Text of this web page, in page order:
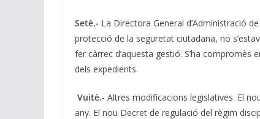
Setè.- La Directora General d’Administració
protecció de la seguretat ciutadana, no
fer càrrec d’aquesta gestió. S’ha
dels expedients.
Vuitè.- Altres modificacions legislatives. El
any. El nou Decret de regulació del règim